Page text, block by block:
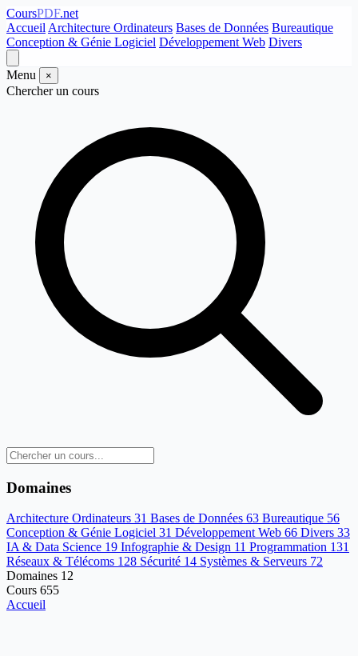
CoursPDF.net
Accueil Architecture Ordinateurs Bases de Données Bureautique
Conception & Génie Logiciel Développement Web Divers
Menu ×
Chercher un cours
Domaines
Architecture Ordinateurs 31 Bases de Données 63 Bureautique 56
Conception & Génie Logiciel 31 Développement Web 66 Divers 33
IA & Data Science 19 Infographie & Design 11 Programmation 131
Réseaux & Télécoms 128 Sécurité 14 Systèmes & Serveurs 72
Domaines 12
Cours 655
Accueil